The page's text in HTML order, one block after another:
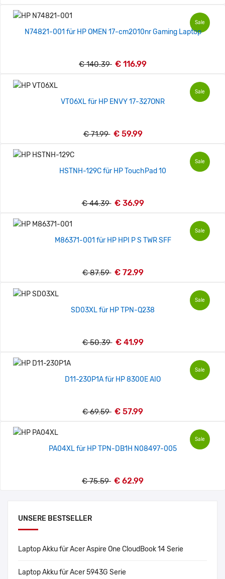
UNSERE BESTSELLER
Laptop Akku für Acer Aspire One CloudBook 14 Serie
Laptop Akku für Acer 5943G Serie
Sale
N74821-001 für HP OMEN 17-cm2010nr Gaming Laptop
€ 140.39 € 116.99
Sale
VT06XL für HP ENVY 17-327ONR
€ 71.99 € 59.99
Sale
HSTNH-129C für HP TouchPad 10
€ 44.39 € 36.99
Sale
M86371-001 für HP HPI P S TWR SFF
€ 87.59 € 72.99
Sale
SD03XL für HP TPN-Q238
€ 50.39 € 41.99
Sale
D11-230P1A für HP 8300E AIO
€ 69.59 € 57.99
Sale
PA04XL für HP TPN-DB1H N08497-005
€ 75.59 € 62.99